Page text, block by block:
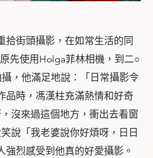
拾街頭攝影，在如常生活的同
先使用Holga菲林相機，到二○
，他滿足地說：「日常攝影令
品時，馮漢柱充滿熱情和好奇
沒來過這個地方，衝出去看窗
說「我老婆說你好煩呀，日日
強烈感受到他真的好愛攝影。